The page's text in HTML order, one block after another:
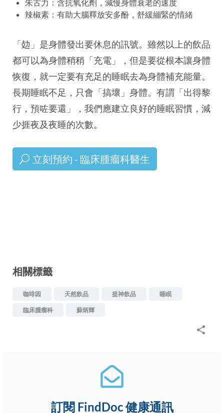
朱古力：含抗氧化劑，減慢身體衰老的速度
辣椒素：有助大腦釋放安多酚，舒緩繃緊的情緒
「攰」是身體發出要休息的訊號。雖然以上的飲品
都可以為身體稍稍「充電」，但是要從根本讓身體
恢復，就一定要有充足的睡眠去為身體補充能量。
長期睡眠不足，只會「搞壞」身體。有謂「出得黎
行，預咗要還」，我們應建立良好的睡眠習慣，減
少捱夜及夜睡的次數。
立刻預約 - 臨床腫瘤科醫生
相關標籤
咖啡因 天然飲品 提神飲品 睡眠
臨床腫瘤科 蘇炳輝
訂閱 FindDoc 健康通訊